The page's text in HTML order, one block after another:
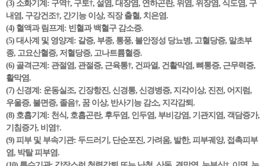
(3) 소화기계: 구역†, 구토†, 설염, 대장염, 연하곤란, 위염, 위장염, 식도염, 구
내염, 구강건조†, 간기능 이상, 직장 출혈, 치은염.
(4) 혈액과 림프계: 빈혈과 백혈구 감소증.
(5) 대사계 및 영양계: 갈증, 부종, 통풍, 불안정성 당뇨병, 고혈당증, 말초부
종, 고요산혈증, 저혈당증, 고나트륨혈증.
(6) 골격근계: 관절염, 관절증, 근육통†, 건파열, 건활막염, 뼈통증, 근무력증,
활막염.
(7) 신경계: 운동실조, 긴장항진, 신경통, 신경병증, 지각이상, 진전, 어지럼,
우울증, 불면증, 졸음†, 꿈 이상, 반사기능 감소, 지각감퇴.
(8) 호흡기계: 천식, 호흡곤란, 후두염, 인두염, 부비강염, 기관지염, 객담증가,
기침증가, 비염†.
(9) 피부 및 부속기관: 두드러기, 단순포진, 가려움, 발한, 피부궤양, 접촉피부
염, 박탈 피부염.